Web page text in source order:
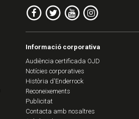
Informació corporativa
Audiència certificada OJD
Notícies corporatives
Història d'Enderrock
Reconeixements
Publicitat
Contacta amb nosaltres